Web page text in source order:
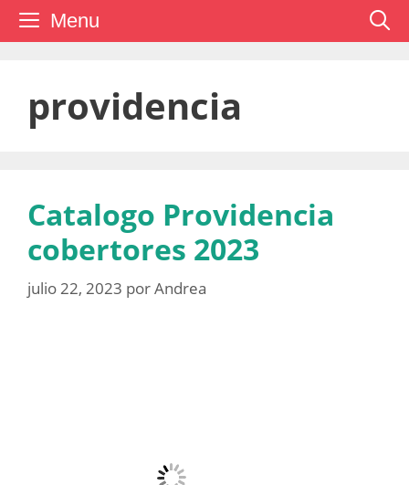
Saltar Menu
providencia
Catalogo Providencia
cobertores 2023
julio 22, 2023 porAndrea